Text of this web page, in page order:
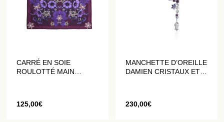
CARRÉ EN SOIE
ROULOTTÉ MAIN
125,00€
MANCHETTE D’OREILLE
DAMIEN CRISTAUX ET
230,00€